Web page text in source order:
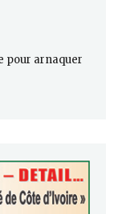
pour arnaquer